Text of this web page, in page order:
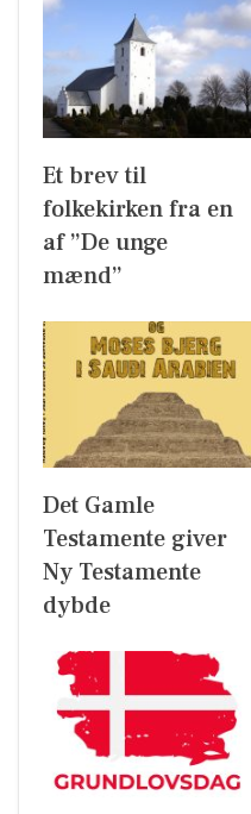
Et brev til
folkekirken fra en
af ”De unge
mænd”
Det Gamle
Testamente giver
Ny Testamente
dybde